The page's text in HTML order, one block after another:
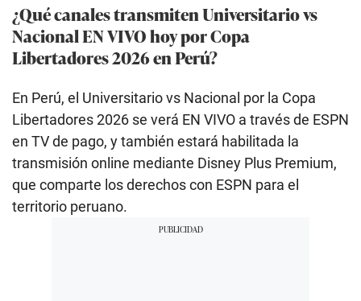
¿Qué canales transmiten Universitario vs
Nacional EN VIVO hoy por Copa
Libertadores 2026 en Perú?
En Perú, el Universitario vs Nacional por la Copa
Libertadores 2026 se verá EN VIVO a través de ESPN
en TV de pago, y también estará habilitada la
transmisión online mediante Disney Plus Premium,
que comparte los derechos con ESPN para el
territorio peruano.